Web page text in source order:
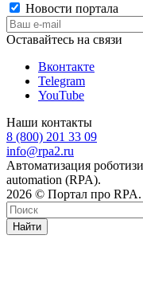
Новости портала
Оставайтесь на связи
Вконтакте
Telegram
YouTube
Наши контакты
8 (800) 201 33 09
info@rpa2.ru
Автоматизация
automation (RPA).
2026 © Портал про
Найти